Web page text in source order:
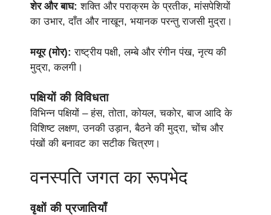
शेर और बाघ: शक्ति और पराक्रम के प्रतीक, मांसपेशियों
का उभार, दाँत और नाखून, भयानक परन्तु राजसी मुद्रा।
मयूर (मोर): राष्ट्रीय पक्षी, लम्बे और रंगीन पंख, नृत्य की
मुद्रा, कलगी।
पक्षियों की विविधता
विभिन्न पक्षियों – हंस, तोता, कोयल, चकोर, बाज आदि के
विशिष्ट लक्षण, उनकी उड़ान, बैठने की मुद्रा, चोंच और
पंखों की बनावट का सटीक चित्रण।
वनस्पति जगत का रूपभेद
वृक्षों की प्रजातियाँ